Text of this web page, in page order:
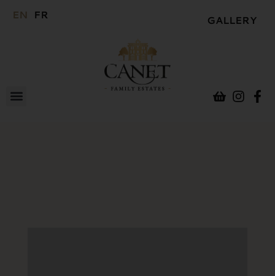
EN FR GALLERY